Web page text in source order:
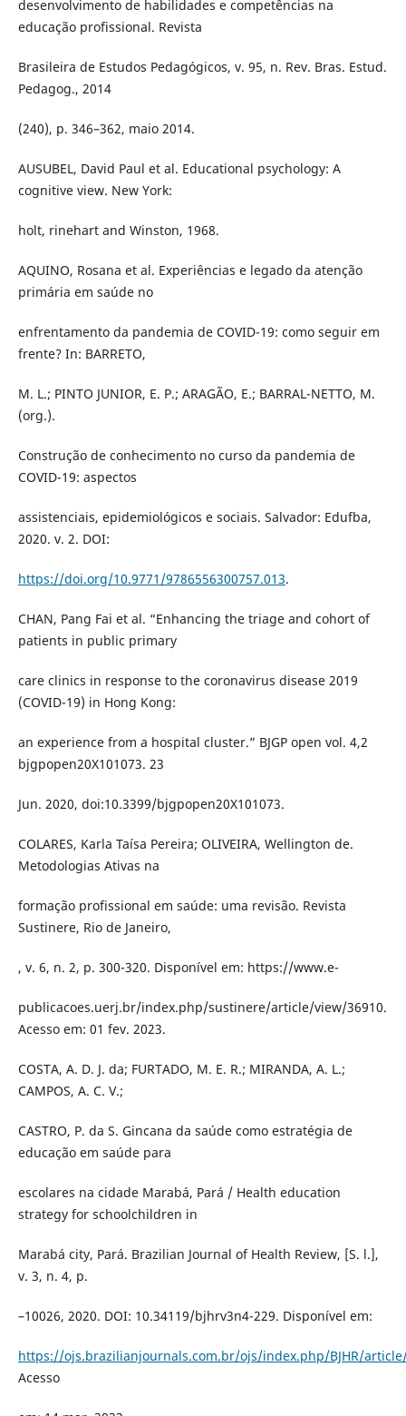
desenvolvimento de habilidades e competências na
educação profissional. Revista
Brasileira de Estudos Pedagógicos, v. 95, n. Rev. Bras. Estud.
Pedagog., 2014
(240), p. 346–362, maio 2014.
AUSUBEL, David Paul et al. Educational psychology: A
cognitive view. New York:
holt, rinehart and Winston, 1968.
AQUINO, Rosana et al. Experiências e legado da atenção
primária em saúde no
enfrentamento da pandemia de COVID-19: como seguir em
frente? In: BARRETO,
M. L.; PINTO JUNIOR, E. P.; ARAGÃO, E.; BARRAL-NETTO, M.
(org.).
Construção de conhecimento no curso da pandemia de
COVID-19: aspectos
assistenciais, epidemiológicos e sociais. Salvador: Edufba,
2020. v. 2. DOI:
https://doi.org/10.9771/9786556300757.013.
CHAN, Pang Fai et al. “Enhancing the triage and cohort of
patients in public primary
care clinics in response to the coronavirus disease 2019
(COVID-19) in Hong Kong:
an experience from a hospital cluster.” BJGP open vol. 4,2
bjgpopen20X101073. 23
Jun. 2020, doi:10.3399/bjgpopen20X101073.
COLARES, Karla Taísa Pereira; OLIVEIRA, Wellington de.
Metodologias Ativas na
formação profissional em saúde: uma revisão. Revista
Sustinere, Rio de Janeiro,
, v. 6, n. 2, p. 300-320. Disponível em: https://www.e-
publicacoes.uerj.br/index.php/sustinere/article/view/36910.
Acesso em: 01 fev. 2023.
COSTA, A. D. J. da; FURTADO, M. E. R.; MIRANDA, A. L.;
CAMPOS, A. C. V.;
CASTRO, P. da S. Gincana da saúde como estratégia de
educação em saúde para
escolares na cidade Marabá, Pará / Health education
strategy for schoolchildren in
Marabá city, Pará. Brazilian Journal of Health Review, [S. l.],
v. 3, n. 4, p.
–10026, 2020. DOI: 10.34119/bjhrv3n4-229. Disponível em:
https://ojs.brazilianjournals.com.br/ojs/index.php/BJHR/
Acesso